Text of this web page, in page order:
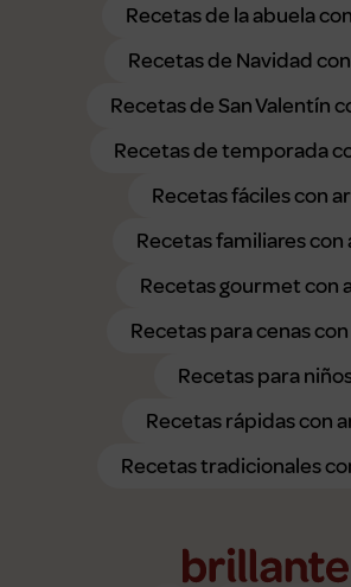
Recetas de la abuela
Recetas de Navidad
Recetas de San Valentín
Recetas de temporada
Recetas fáciles con
Recetas familiares con
Recetas gourmet con
Recetas para cenas
Recetas para
Recetas rápidas con
Recetas tradicionales